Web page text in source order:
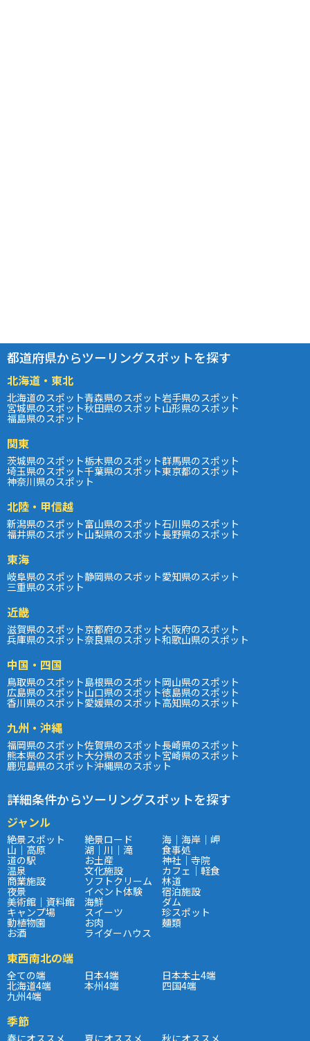
都道府県からツーリングスポットを探す
北海道・東北
北海道のスポット青森県のスポット岩手県のスポット
宮城県のスポット秋田県のスポット山形県のスポット
福島県のスポット
関東
茨城県のスポット栃木県のスポット群馬県のスポット
埼玉県のスポット千葉県のスポット東京都のスポット
神奈川県のスポット
北陸・甲信越
新潟県のスポット富山県のスポット石川県のスポット
福井県のスポット山梨県のスポット長野県のスポット
東海
岐阜県のスポット静岡県のスポット愛知県のスポット
三重県のスポット
近畿
滋賀県のスポット京都府のスポット大阪府のスポット
兵庫県のスポット奈良県のスポット和歌山県のスポット
中国・四国
鳥取県のスポット島根県のスポット岡山県のスポット
広島県のスポット山口県のスポット徳島県のスポット
香川県のスポット愛媛県のスポット高知県のスポット
九州・沖縄
福岡県のスポット佐賀県のスポット長崎県のスポット
熊本県のスポット大分県のスポット宮崎県のスポット
鹿児島県のスポット沖縄県のスポット
詳細条件からツーリングスポットを探す
ジャンル
絶景スポット 絶景ロード 海｜海岸｜岬
山｜高原 湖｜川｜滝 食事処
道の駅 お土産 神社｜寺院
温泉 文化施設 カフェ｜軽食
商業施設 ソフトクリーム 林道
夜景 イベント体験 宿泊施設
美術館｜資料館 海鮮 ダム
キャンプ場 スイーツ 珍スポット
動植物園 お肉 麺類
お酒 ライダーハウス
東西南北の端
全ての端 日本4端 日本本土4端
北海道4端 本州4端 四国4端
九州4端
季節
春にオススメ 夏にオススメ 秋にオススメ